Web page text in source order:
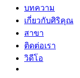
บทความ
เกี่ยวกับศิริคุณ
สาขา
ติดต่อเรา
วิดีโอ